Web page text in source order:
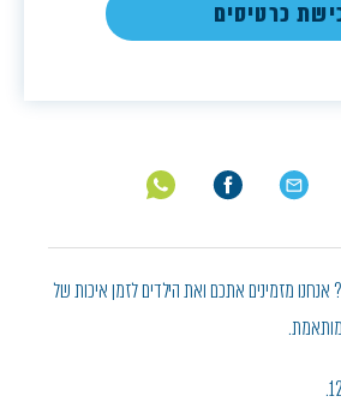
כרטיסים
אנחנו מזמינים אתכם ואת הילדים לזמן איכות של